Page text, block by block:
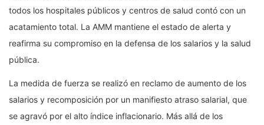
todos los hospitales públicos y centros de salud contó con un
acatamiento total. La AMM mantiene el estado de alerta y
reafirma su compromiso en la defensa de los salarios y la salud
pública.
La medida de fuerza se realizó en reclamo de aumento de los
salarios y recomposición por un manifiesto atraso salarial, que
se agravó por el alto índice inflacionario. Más allá de los